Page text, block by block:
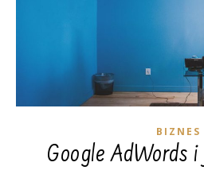
BIZNES
Google AdWords